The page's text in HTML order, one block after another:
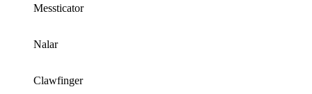
Messticator
Nalar
Clawfinger